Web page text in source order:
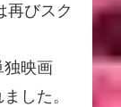
再びスク
独映画
した。